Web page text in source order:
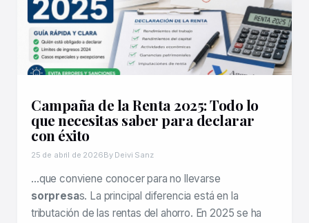
Campaña de la Renta 2025: Todo lo
que necesitas saber para declarar
con éxito
25 de abril de 2026By Deivi Sanz
…que conviene conocer para no llevarse
sorpresas. La principal diferencia está en la
tributación de las rentas del ahorro. En 2025 se ha